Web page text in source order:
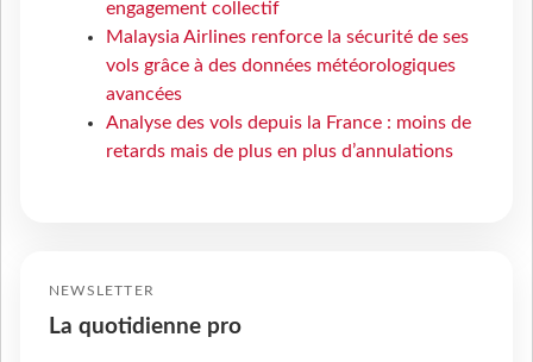
engagement collectif
Malaysia Airlines renforce la sécurité de ses
vols grâce à des données météorologiques
avancées
Analyse des vols depuis la France : moins de
retards mais de plus en plus d’annulations
NEWSLETTER
La quotidienne pro